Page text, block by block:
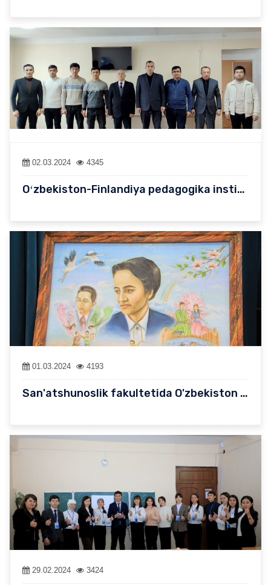
02.03.2024 4345
Oʻzbekiston-Finlandiya pedagogika institutining 4 nafar talabasi…
01.03.2024 4193
San'atshunoslik fakultetida O'zbekiston xalq shoiri Zulfiya Isro…
29.02.2024 3424